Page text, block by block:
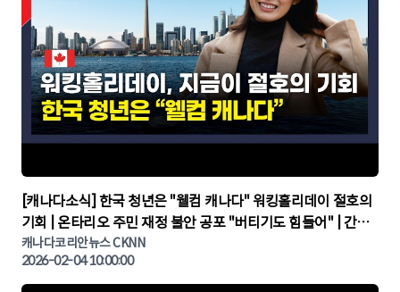
▶
[캐나다소식] 한국 청년은 "웰컴 캐나다" 워킹홀리데이 절호의
기회 | 온타리오 주민 재정 불안 공포 "버티기도 힘들어" | 간추
린 캐나다뉴스 | CKNNEWS, 캐나다코리안뉴스
캐나다코리안뉴스 CKNN
2026-02-04 10:00:00